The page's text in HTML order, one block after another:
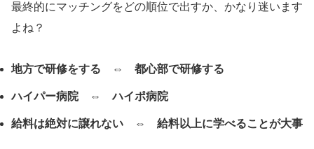
最終的にマッチングをどの順位で出すか、かなり迷います
よね？
地方で研修をする ⇔ 都心部で研修する
ハイパー病院 ⇔ ハイポ病院
給料は絶対に譲れない ⇔ 給料以上に学べることが大事